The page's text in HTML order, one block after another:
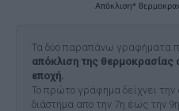
Τα δύο παραπάνω γραφήματα
απόκλιση της θερμοκρασίας
εποχή.
Το πρώτο γράφημα δείχνει την
διάστημα απο την 7η έως την